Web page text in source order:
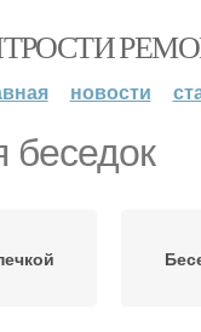
новости
беседок